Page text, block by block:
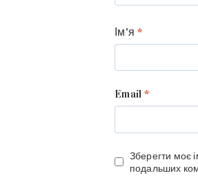
Ім'я*
Email*
Зберегти моє
подальших